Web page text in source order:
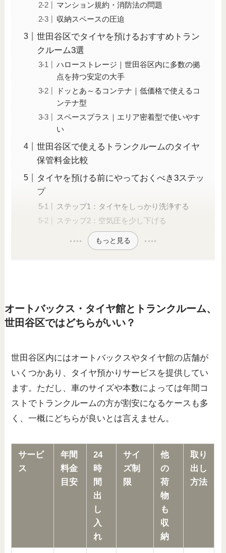
マンション規約・消防法の問題
収納スペースの圧迫
世田谷区でタイヤを預けるおすすめトラン
クルーム3選
ハローストレージ｜世田谷区内に多数の拠
点を持つ安定の大手
ドッとあ～るコンテナ｜低価格で使えるコ
ンテナ型
スペースプラス｜エリア密着型で使いやす
い
世田谷区で使えるトランクルームのタイヤ
保管料金比較
タイヤを預ける前にやっておくべき3ステッ
プ
ステップ1：タイヤをしっかり洗浄する
ステップ2：空気圧を少し下げる
もっと見る
オートバックス・タイヤ館とトランクルーム、
世田谷区ではどちらがいい？
世田谷区内にはオートバックスやタイヤ館の店舗が
いくつかあり、タイヤ預かりサービスを提供してい
ます。ただし、車のサイズや本数によっては年間コ
ストでトランクルームの方が割安になるケースも多
く、一概にどちらが良いとは言えません。
サービ
ス
年間
料金
目安
24
時
間
出
し
入
れ
サイ
ズ制
限
他
の
荷
物
も
収
納
取り
出し
方法